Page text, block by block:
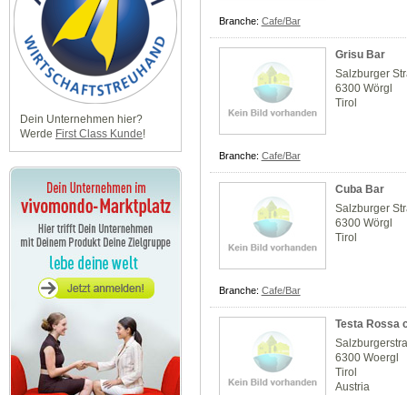
Dein Unternehmen hier?
Werde First Class Kunde!
Branche: Cafe/Bar
Grisu Bar
Salzburger
6300 Wörgl
Tirol
Branche: Cafe/Bar
Cuba Bar
Salzburger
6300 Wörgl
Tirol
Branche: Cafe/Bar
Testa Rossa
6300 Woergl
Tirol
Austria